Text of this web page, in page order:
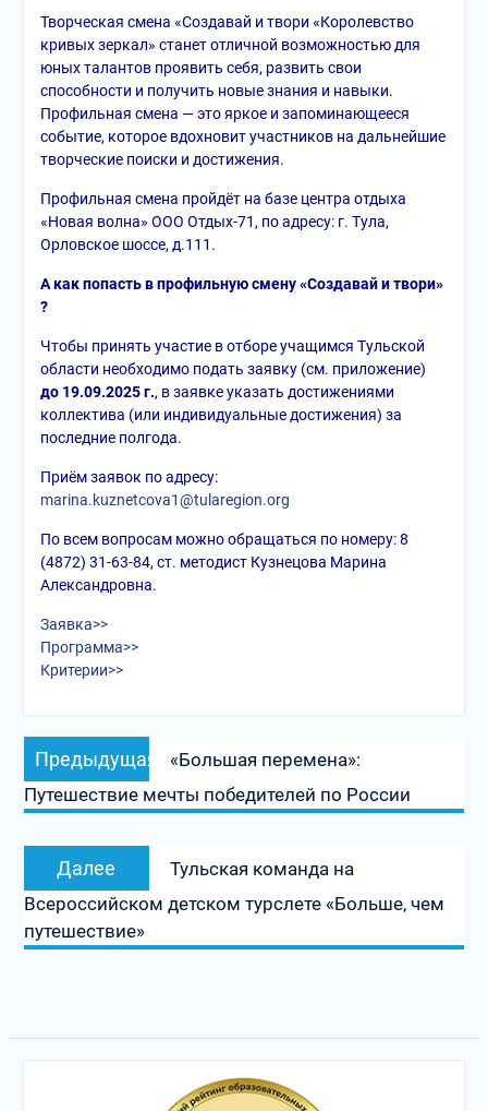
Творческая смена «Создавай и твори «Королевство
кривых зеркал» станет отличной возможностью для
юных талантов проявить себя, развить свои
способности и получить новые знания и навыки.
Профильная смена — это яркое и запоминающееся
событие, которое вдохновит участников на дальнейшие
творческие поиски и достижения.
Профильная смена пройдёт на базе центра отдыха
«Новая волна» ООО Отдых-71, по адресу: г. Тула,
Орловское шоссе, д.111.
А как попасть в профильную смену «Создавай и твори»
?
Чтобы принять участие в отборе учащимся Тульской
области необходимо подать заявку (см. приложение)
до 19.09.2025 г., в заявке указать достижениями
коллектива (или индивидуальные достижения) за
последние полгода.
Приём заявок по адресу:
marina.kuznetcova1@tularegion.org
По всем вопросам можно обращаться по номеру: 8
(4872) 31-63-84, ст. методист Кузнецова Марина
Александровна.
Заявка>>
Программа>>
Критерии>>
Навигация
по
записям
Предыдущая
запись:
«Большая перемена»:
Путешествие мечты победителей по России
Далее
запись:
Тульская команда на
Всероссийском детском турслете «Больше, чем
путешествие»